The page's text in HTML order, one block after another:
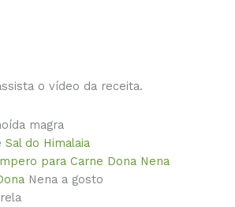
o vídeo da receita.
magra
Sal do Himalaia
para Carne Dona Nena
Nena a gosto